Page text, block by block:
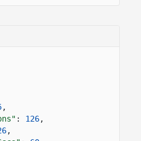
,
: 126,
,